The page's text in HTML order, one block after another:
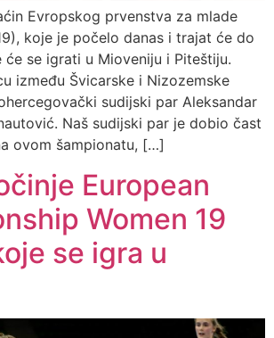
Evropskog prvenstva za mlade
koje je počelo danas i trajat će do
će se igrati u Mioveniju i Piteštiju.
između Švicarske i Nizozemske
sudijski par Aleksandar
Naš sudijski par je dobio čast
ovom šampionatu, […]
European
Women 19
se igra u